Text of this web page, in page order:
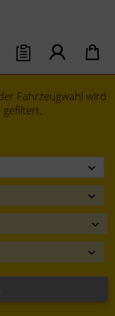
Fahrzeugwahl wird